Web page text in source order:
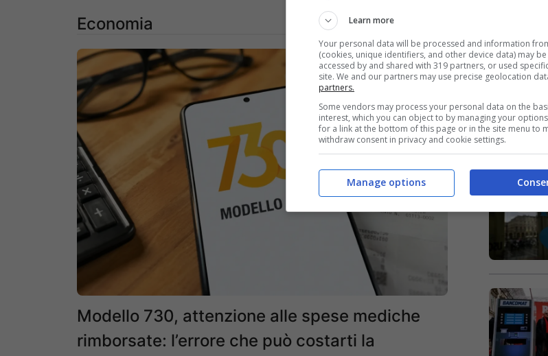
Economia
Modello 730, attenzione alle spese mediche
rimborsate: l’errore che può costarti la
Learn more
Your personal data will be processed and information
(cookies, unique identifiers, and other device data) may
accessed by and shared with 319 partners, or used
site. We and our partners may use precise geolocation
partners.
Some vendors may process your personal data on the
interest, which you can object to by managing your
for a link at the bottom of this page or in the site menu to
withdraw consent in privacy and cookie settings.
Manage options